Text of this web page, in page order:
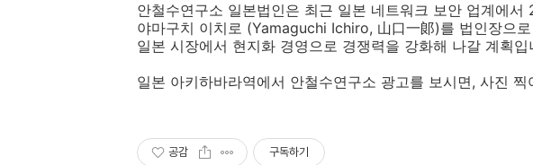
안철수연구소 일본법인은 최근 일본 네트워크 보안 업계에서
야마구치 이치로 (Yamaguchi Ichiro, 山口一郞)를 법인장으
일본 시장에서 현지화 경영으로 경쟁력을 강화해 나갈 계획입
일본 아키하바라역에서 안철수연구소 광고를 보시면, 사진
공감 구독하기